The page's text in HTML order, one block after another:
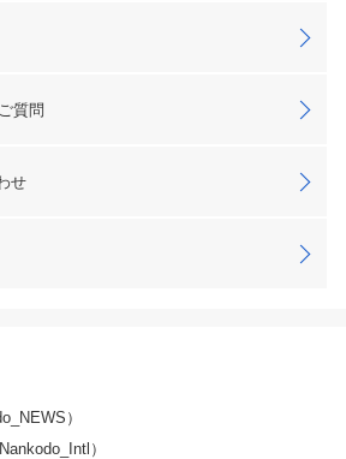
質問
せ
）
）